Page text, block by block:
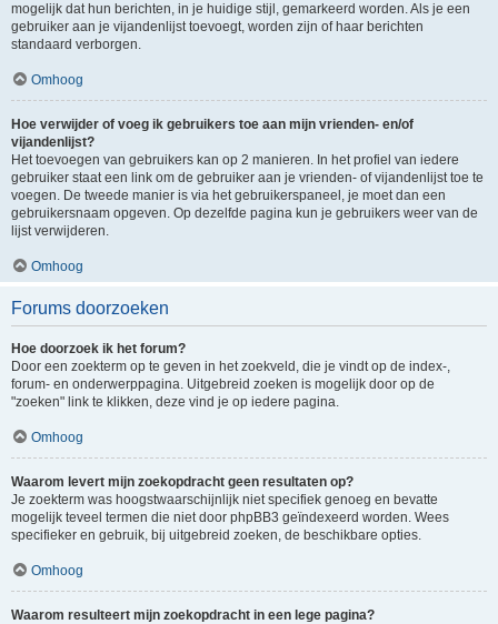
mogelijk dat hun berichten, in je huidige stijl, gemarkeerd worden. Als je een
gebruiker aan je vijandenlijst toevoegt, worden zijn of haar berichten
standaard verborgen.
Omhoog
Hoe verwijder of voeg ik gebruikers toe aan mijn vrienden- en/of
vijandenlijst?
Het toevoegen van gebruikers kan op 2 manieren. In het profiel van iedere
gebruiker staat een link om de gebruiker aan je vrienden- of vijandenlijst toe te
voegen. De tweede manier is via het gebruikerspaneel, je moet dan een
gebruikersnaam opgeven. Op dezelfde pagina kun je gebruikers weer van de
lijst verwijderen.
Omhoog
Forums doorzoeken
Hoe doorzoek ik het forum?
Door een zoekterm op te geven in het zoekveld, die je vindt op de index-,
forum- en onderwerppagina. Uitgebreid zoeken is mogelijk door op de
"zoeken" link te klikken, deze vind je op iedere pagina.
Omhoog
Waarom levert mijn zoekopdracht geen resultaten op?
Je zoekterm was hoogstwaarschijnlijk niet specifiek genoeg en bevatte
mogelijk teveel termen die niet door phpBB3 geïndexeerd worden. Wees
specifieker en gebruik, bij uitgebreid zoeken, de beschikbare opties.
Omhoog
Waarom resulteert mijn zoekopdracht in een lege pagina?